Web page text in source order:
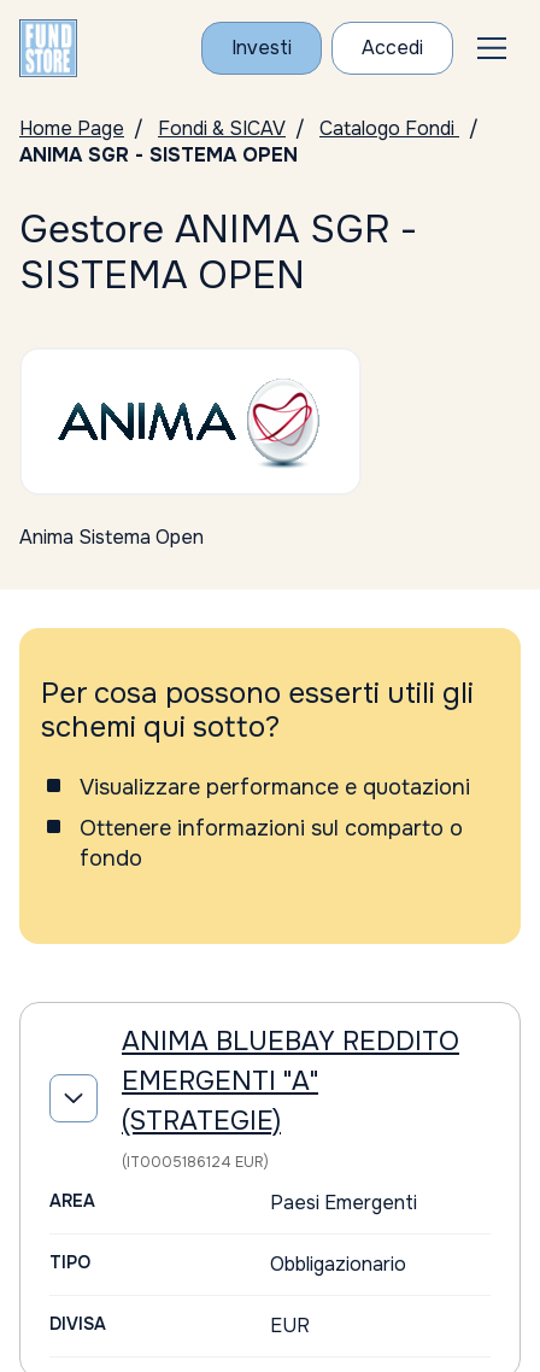
Investi Accedi
Home Page Fondi & SICAV
Catalogo Fondi
ANIMA SGR - SISTEMA OPEN
Gestore ANIMA SGR -
SISTEMA OPEN
Anima Sistema Open
Per cosa possono esserti utili gli
schemi qui sotto?
Visualizzare performance e quotazioni
Ottenere informazioni sul comparto o
fondo
ANIMA BLUEBAY REDDITO
EMERGENTI "A"
(STRATEGIE)
(IT0005186124 EUR)
AREA Paesi Emergenti
TIPO Obbligazionario
DIVISA EUR